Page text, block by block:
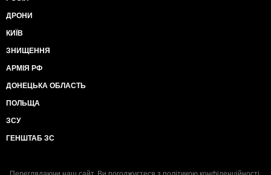
ДРОНИ
КИЇВ
ЗНИЩЕННЯ
АРМІЯ РФ
ДОНЕЦЬКА ОБЛАСТЬ
ПОЛЬЩА
ЗСУ
ГЕНШТАБ ЗС